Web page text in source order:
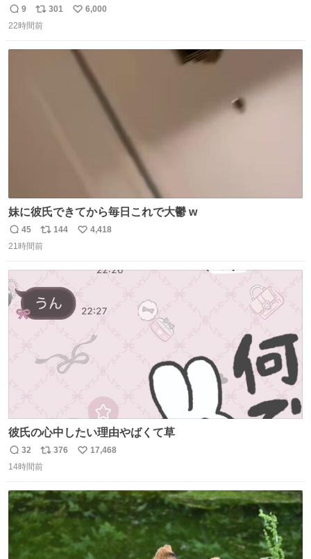
たらゲソのおまけがついてきました。誰の食べカスかわか
らないけど、とても愛おしいです。こんなおまけまで付け
浜八景島シーパラダイス
返
信
9
リ
ポ
301
い
数
6,000
22時間前
妹に彼氏できてから毎日これで大鬱 w
返
信
45
リ
ポ
144
い
4,418
21時間前
彼氏の心中したい理由やばくて草
返
信
32
リ
ポ
ト
数
376
い
数
17,468
14時間前